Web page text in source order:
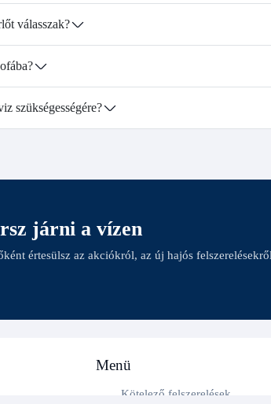
válasszak?
szükségességére?
járni a vízen
értesülsz az akciókról, az új hajós
Menü
Kötelező felszerelések